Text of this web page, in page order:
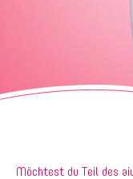
Möchtest du Teil des